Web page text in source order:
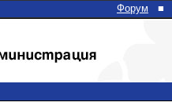
Форум ■